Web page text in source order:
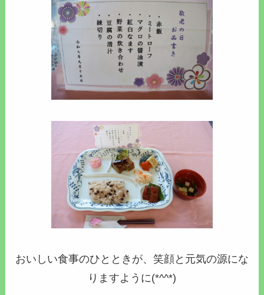
おいしい食事のひとときが、笑顔と元気の源にな
りますように(*^^*)